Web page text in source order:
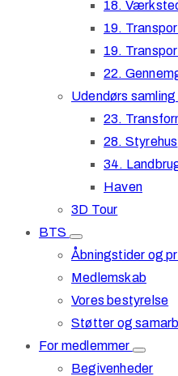
18.
19.
19.
22.
Udendørs samling
23.
28. Styrehus
34.
Haven
3D Tour
BTS
Åbningstider og
Medlemskab
Vores bestyrelse
Støtter og
For medlemmer
Begivenheder